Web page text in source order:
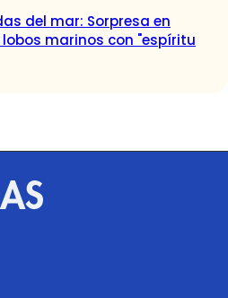
del mar: Sorpresa en
marinos con "espíritu